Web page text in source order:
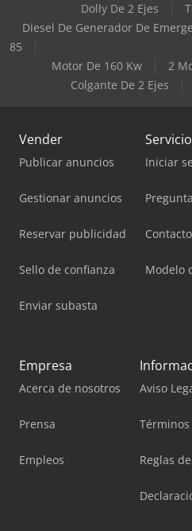
Dolly De 2 Ejes
Diesel De Generador De
85
Motor De 160 Kw
2
Colgante De 2 Ejes
Vender
Publicar anuncios
Gestionar anuncios
Reservar publicidad
Sello de confianza
Enviar subasta
Iniciar
Contacto
Modelo
Empresa
Acerca de nosotros
Prensa
Empleos
Aviso
Reglas